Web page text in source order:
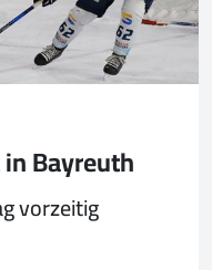
Bayreuth
vorzeitig